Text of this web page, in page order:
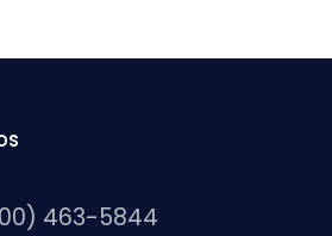
463-5844